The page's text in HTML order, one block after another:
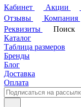
Кабинет
Акции
Отзывы
Компания
Реквизиты
Поиск
Каталог
Таблица размеров
Бренды
Блог
Доставка
Оплата